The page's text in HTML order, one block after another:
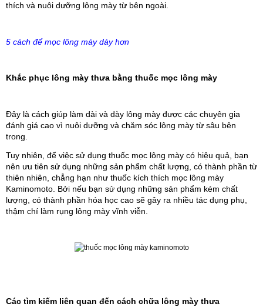
thích và nuôi dưỡng lông mày từ bên ngoài.
5 cách để mọc lông mày dày hơn
Khắc phục lông mày thưa bằng thuốc mọc lông mày
Đây là cách giúp làm dài và dày lông mày được các chuyên gia
đánh giá cao vì nuôi dưỡng và chăm sóc lông mày từ sâu bên
trong.
Tuy nhiên, để việc sử dụng thuốc mọc lông mày có hiệu quả, bạn
nên ưu tiên sử dụng những sản phẩm chất lượng, có thành phần từ
thiên nhiên, chẳng hạn như thuốc kích thích mọc lông mày
Kaminomoto. Bởi nếu bạn sử dụng những sản phẩm kém chất
lượng, có thành phần hóa học cao sẽ gây ra nhiều tác dụng phụ,
thậm chí làm rụng lông mày vĩnh viễn.
Các tìm kiếm liên quan đến cách chữa lông mày thưa